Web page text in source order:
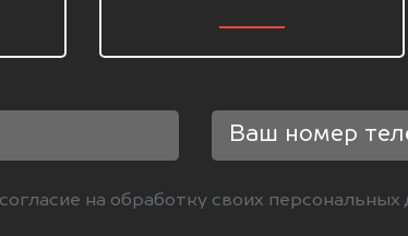
на обработку своих